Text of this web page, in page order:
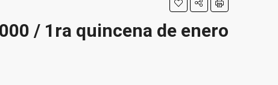
/ 1ra quincena de enero